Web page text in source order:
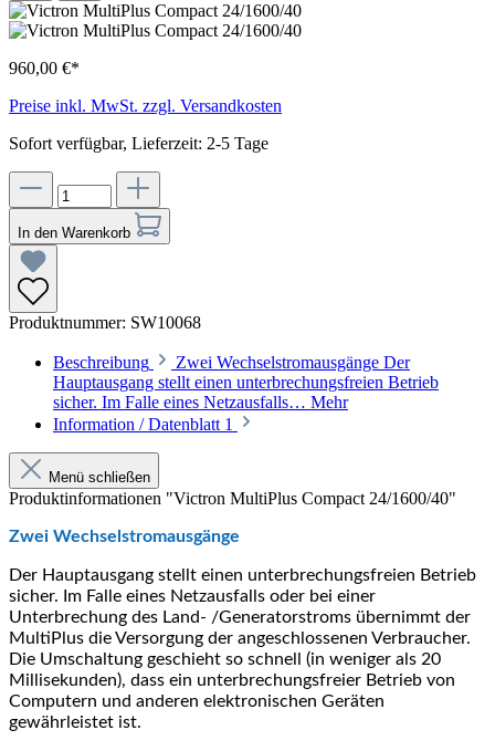
960,00 €*
Preise inkl. MwSt. zzgl. Versandkosten
Sofort verfügbar, Lieferzeit: 2-5 Tage
In den Warenkorb
Produktnummer: SW10068
Beschreibung
Zwei Wechselstromausgänge Der
Hauptausgang stellt einen unterbrechungsfreien Betrieb
sicher. Im Falle eines Netzausfalls… Mehr
Information / Datenblatt 1
Menü schließen
Produktinformationen "Victron MultiPlus Compact 24/1600/40"
Zwei Wechselstromausgänge
Der Hauptausgang stellt einen unterbrechungsfreien Betrieb
sicher. Im Falle eines Netzausfalls oder bei einer
Unterbrechung des Land- /Generatorstroms übernimmt der
MultiPlus die Versorgung der angeschlossenen Verbraucher.
Die Umschaltung geschieht so schnell (in weniger als 20
Millisekunden), dass ein unterbrechungsfreier Betrieb von
Computern und anderen elektronischen Geräten
gewährleistet ist.